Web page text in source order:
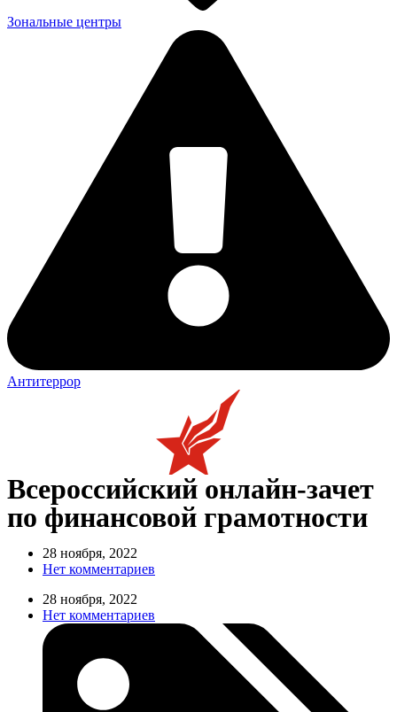
Зональные центры
Антитеррор
Всероссийский онлайн-зачет
по финансовой грамотности
28 ноября, 2022
Нет комментариев
28 ноября, 2022
Нет комментариев